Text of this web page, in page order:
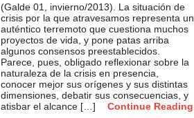
(Galde 01, invierno/2013). La situación de
crisis por la que atravesamos representa un
auténtico terremoto que cuestiona muchos
proyectos de vida, y pone patas arriba
algunos consensos preestablecidos.
Parece, pues, obligado reflexionar sobre la
naturaleza de la crisis en presencia,
conocer mejor sus orígenes y sus distintas
dimensiones, debatir sus consecuencias, y
atisbar el alcance […]
Continue Reading